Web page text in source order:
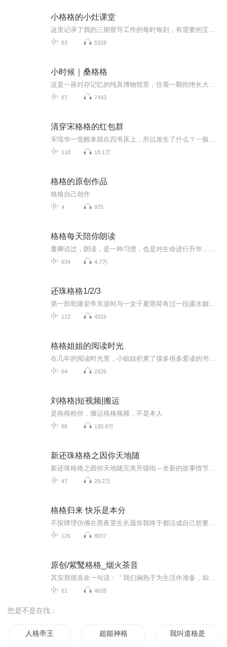
小格格的小灶课堂
83 5328
小时候｜桑格格
87 7443
清穿宋格格的红包群
118 18.1万
格格的原创作品
格格自己创作
4 975
格格每天陪你朗读
634 4.7万
还珠格格1/2/3
112 4316
格格姐姐的阅读时光
64 2426
刘格格|短视频|搬运
是格格粉丝，搬运格格视频，不是本人
96 130.4万
新还珠格格之因你天地随
47 29.2万
格格归来 快乐是本分
126 8037
原创/紫鹥格格_烟火茶音
61 4628
您是不是在找：
人格帝王 超能神格 我叫道格是只猫